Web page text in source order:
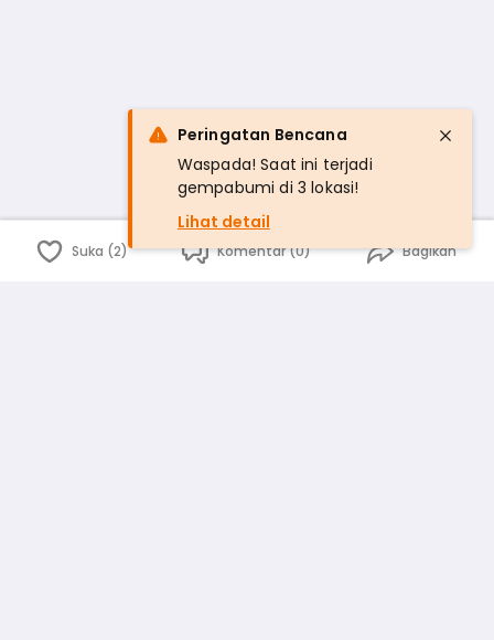
Suka (2) Komentar (0) Bagikan
Peringatan Bencana
Waspada! Saat ini terjadi
gempabumi di 3 lokasi!
Lihat detail